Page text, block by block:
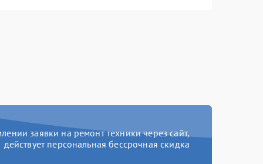
заявки на ремонт техники через сайт,
действует персональная бессрочная скидка